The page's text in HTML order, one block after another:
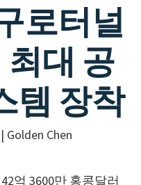
로터널
최대 공
템 장착
Golden Chen
억 3600만 홍콩달러